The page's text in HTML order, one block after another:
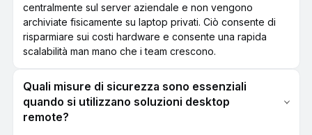
centralmente sul server aziendale e non vengono
archiviate fisicamente su laptop privati. Ciò consente di
risparmiare sui costi hardware e consente una rapida
scalabilità man mano che i team crescono.
Quali misure di sicurezza sono essenziali
quando si utilizzano soluzioni desktop
remote?